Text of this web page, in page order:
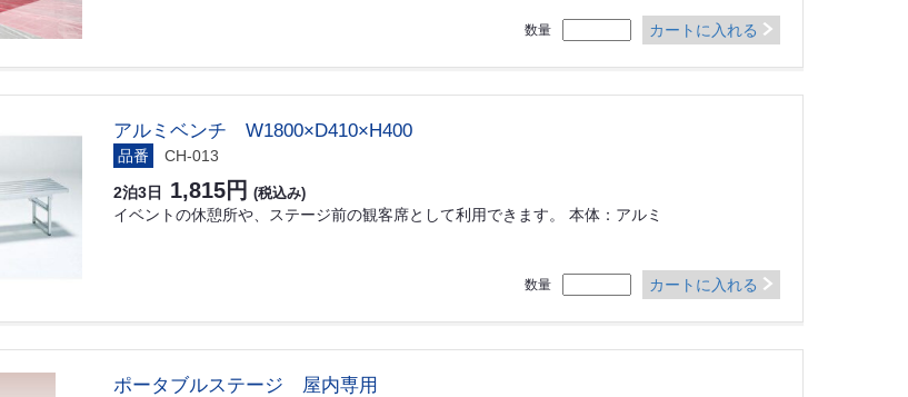
数量 カートに入れる
アルミベンチ W1800×D410×H400
品番 CH-013
2泊3日 1,815円 (税込み)
イベントの休憩所や、ステージ前の観客席として利用できます。 本体：アルミ
数量 カートに入れる
ポータブルステージ 屋内専用